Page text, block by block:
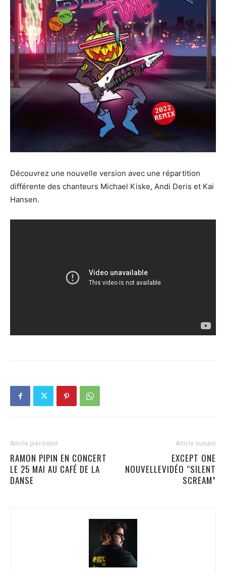
Découvrez une nouvelle version avec une répartition
différente des chanteurs Michael Kiske, Andi Deris et Kai
Hansen.
Article précédent
RAMON PIPIN EN CONCERT
LE 25 MAI AU CAFÉ DE LA
DANSE
Article suivant
EXCEPT ONE
NOUVELLEVIDÉO “SILENT
SCREAM”